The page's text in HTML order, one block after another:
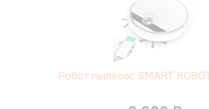
Робот пылесос SMART